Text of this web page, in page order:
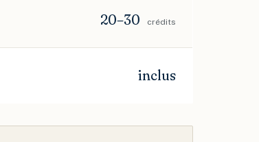
20–30 crédits
inclus